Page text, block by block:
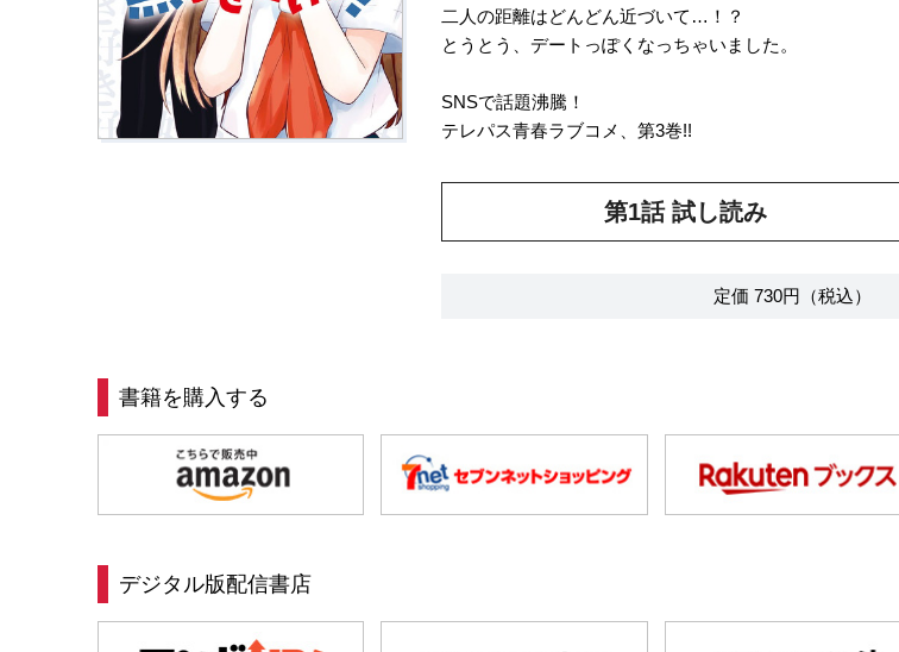
二人の距離はどんどん近づいて…！？
とうとう、デートっぽくなっちゃいました。
SNSで話題沸騰！
テレパス青春ラブコメ、第3巻!!
第1話 試し読み
定価 730円（税込）
書籍を購入する
デジタル版配信書店